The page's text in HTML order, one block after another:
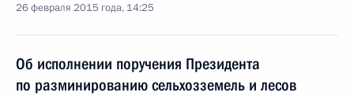
26 февраля 2015 года, 14:25
Об исполнении поручения Президента
по разминированию сельхозземель и лесов